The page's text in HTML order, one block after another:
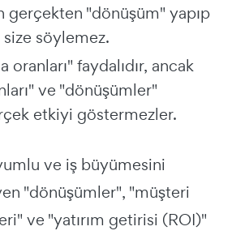
gerçekten "dönüşüm" yapıp
size söylemez.
oranları" faydalıdır, ancak
ve "dönüşümler"
etkiyi göstermezler.
ve iş büyümesini
"dönüşümler", "müşteri
ve "yatırım getirisi (ROI)"